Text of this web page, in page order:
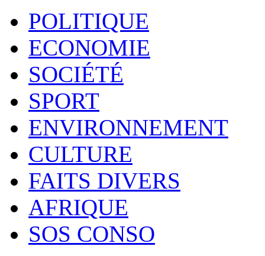
POLITIQUE
ECONOMIE
SOCIÉTÉ
SPORT
ENVIRONNEMENT
CULTURE
FAITS DIVERS
AFRIQUE
SOS CONSO